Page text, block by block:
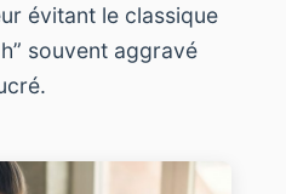
évitant le classique
souvent aggravé